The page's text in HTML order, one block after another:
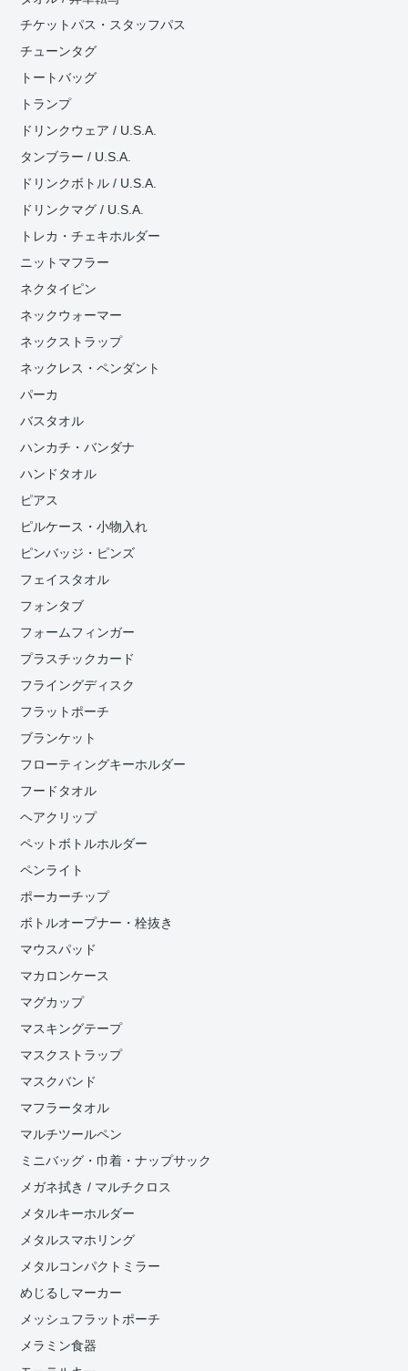
チケットパス・スタッフパス
チューンタグ
トートバッグ
トランプ
ドリンクウェア / U.S.A.
タンブラー / U.S.A.
ドリンクボトル / U.S.A.
ドリンクマグ / U.S.A.
トレカ・チェキホルダー
ニットマフラー
ネクタイピン
ネックウォーマー
ネックストラップ
ネックレス・ペンダント
パーカ
バスタオル
ハンカチ・バンダナ
ハンドタオル
ピアス
ピルケース・小物入れ
ピンバッジ・ピンズ
フェイスタオル
フォンタブ
フォームフィンガー
プラスチックカード
フライングディスク
フラットポーチ
ブランケット
フローティングキーホルダー
フードタオル
ヘアクリップ
ペットボトルホルダー
ペンライト
ポーカーチップ
ボトルオープナー・栓抜き
マウスパッド
マカロンケース
マグカップ
マスキングテープ
マスクストラップ
マスクバンド
マフラータオル
マルチツールペン
ミニバッグ・巾着・ナップサック
メガネ拭き / マルチクロス
メタルキーホルダー
メタルスマホリング
メタルコンパクトミラー
めじるしマーカー
メッシュフラットポーチ
メラミン食器